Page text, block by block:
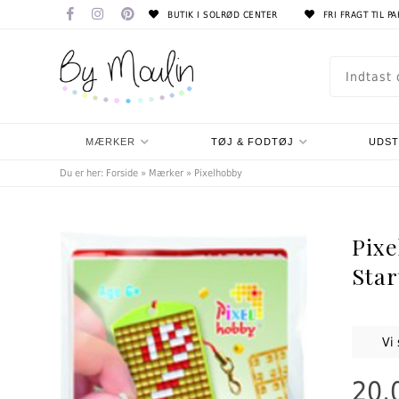
BUTIK I SOLRØD CENTER FRI FRAGT TIL
MÆRKER TØJ & FODTØJ
Du er her: Forside » Mærker » Pixelhobby
Vi